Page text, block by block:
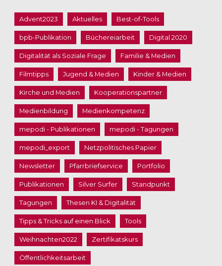
Advent2023 Aktuelles Best-of-Tools
bpb-Publikation Büchereiarbeit Digital 2020
Digitalität als Soziale Frage Familie & Medien
Filmtipps Jugend & Medien Kinder & Medien
Kirche und Medien Kooperationspartner
Medienbildung Medienkompetenz
mepodi - Publikationen mepodi - Tagungen
mepodi_export Netzpolitisches Papier
Newsletter Pfarrbriefservice Portfolio
Publikationen Silver Surfer Standpunkt
Tagungen Thesen KI & Digitalität
Tipps & Tricks auf einen Blick Tools
Weihnachten2022 Zertifikatskurs
Öffentlichkeitsarbeit